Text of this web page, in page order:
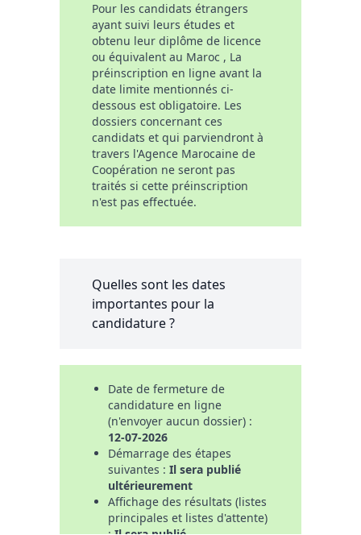
Pour les candidats étrangers
ayant suivi leurs études et
obtenu leur diplôme de licence
ou équivalent au Maroc , La
préinscription en ligne avant la
date limite mentionnés ci-
dessous est obligatoire. Les
dossiers concernant ces
candidats et qui parviendront à
travers l'Agence Marocaine de
Coopération ne seront pas
traités si cette préinscription
n'est pas effectuée.
Quelles sont les dates
importantes pour la
candidature ?
Date de fermeture de
candidature en ligne
(n'envoyer aucun dossier) :
12-07-2026
Démarrage des étapes
suivantes : Il sera publié
ultérieurement
Affichage des résultats (listes
principales et listes d'attente)